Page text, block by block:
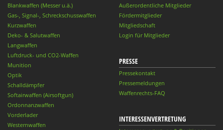
Blankwaffen (Messer u.ä.)
Gas-, Signal-, Schreckschusswaffen
Kurzwaffen
Deko- & Salutwaffen
Langwaffen
Luftdruck- und CO2-Waffen
Munition
Optik
Schalldämpfer
Softairwaffen (Airsoftgun)
Ordonnanzwaffen
Vorderlader
Westernwaffen
Außerordentliche Mitglieder
Fördermitglieder
Mitgliedschaft
Login für Mitglieder
PRESSE
Pressekontakt
Pressemeldungen
Waffenrechts-FAQ
INTERESSENVERTRETUNG